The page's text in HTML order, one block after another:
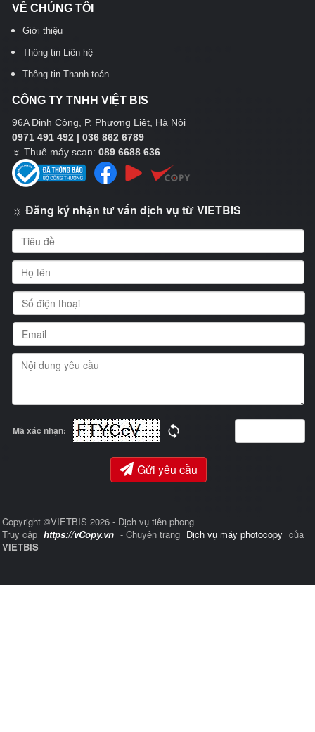
VỀ CHÚNG TÔI
Giới thiệu
Thông tin Liên hệ
Thông tin Thanh toán
CÔNG TY TNHH VIỆT BIS
96A Định Công, P. Phương Liệt, Hà Nội
0971 491 492 | 036 862 6789
☼ Thuê máy scan: 089 6688 636
☼ Đăng ký nhận tư vấn dịch vụ từ VIETBIS
Mã xác nhận:
Gửi yêu cầu
Copyright ©VIETBIS 2026 - Dịch vụ tiên phong
Truy cập https://vCopy.vn - Chuyên trang Dịch vụ máy photocopy của
VIETBIS